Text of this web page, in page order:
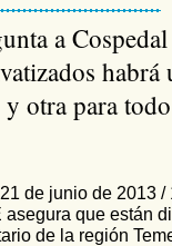
a
habrá
otra para
de junio de 2013 /
que están
de la región